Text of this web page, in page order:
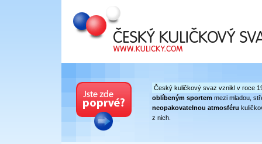
Český kuličkový svaz
Český kuličkový svaz vznikl v roce
oblíbeným sportem mezi mladou,
neopakovatelnou atmosféru
z nich.